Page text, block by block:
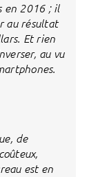
en 2016 ; il
au résultat
Et rien
au vu
de
est en